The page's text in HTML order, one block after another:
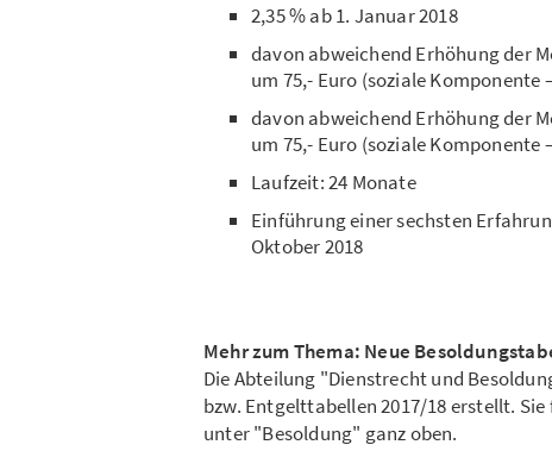
2,35 % ab 1. Januar 2018
davon abweichend Erhöhung der
um 75,- Euro (soziale Komponente
davon abweichend Erhöhung der
um 75,- Euro (soziale Komponente
Laufzeit: 24 Monate
Einführung einer sechsten
Oktober 2018
Mehr zum Thema: Neue
Die Abteilung "Dienstrecht und
bzw. Entgelttabellen 2017/18 erstellt.
unter "Besoldung" ganz oben.